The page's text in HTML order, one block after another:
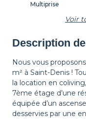
Table d'appoint
Multiprise
Décorations
Voir
Description
Nous vous
m² à Saint-Denis !
la location en
7ème étage d’une
équipée d’un
desservies par une